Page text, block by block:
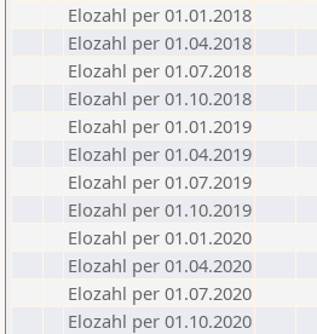
Elozahl per 01.01.2018
Elozahl per 01.04.2018
Elozahl per 01.07.2018
Elozahl per 01.10.2018
Elozahl per 01.01.2019
Elozahl per 01.04.2019
Elozahl per 01.07.2019
Elozahl per 01.10.2019
Elozahl per 01.01.2020
Elozahl per 01.04.2020
Elozahl per 01.07.2020
Elozahl per 01.10.2020